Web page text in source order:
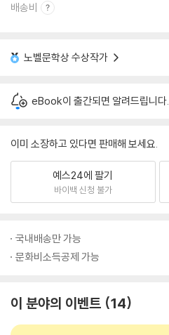
배송비
노벨문학상 수상작가
eBook이 출간되면 알려드립니다.
이미 소장하고 있다면 판매해 보세요.
예스24에 팔기
바이백 신청 불가
국내배송만 가능
문화비소득공제 가능
이 분야의 이벤트 14